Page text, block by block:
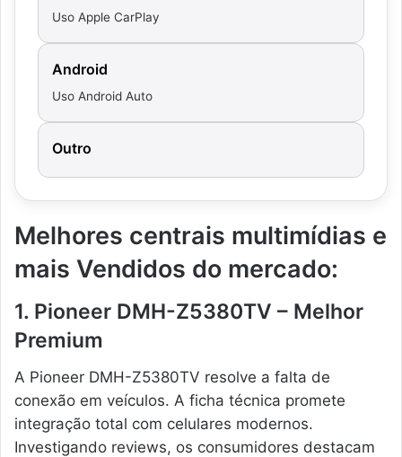
Uso Apple CarPlay
Android
Uso Android Auto
Outro
Melhores centrais multimídias e
mais Vendidos do mercado:
1. Pioneer DMH-Z5380TV – Melhor
Premium
A Pioneer DMH-Z5380TV resolve a falta de
conexão em veículos. A ficha técnica promete
integração total com celulares modernos.
Investigando reviews, os consumidores destacam